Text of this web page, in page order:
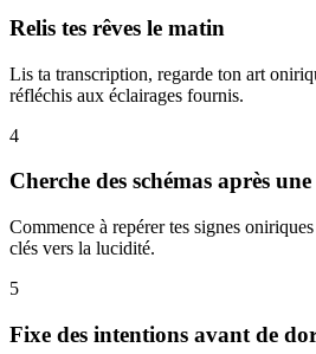
Relis tes rêves le matin
Lis ta transcription, regarde ton art
réfléchis aux éclairages fournis.
4
Cherche des schémas après
Commence à repérer tes signes
clés vers la lucidité.
5
Fixe des intentions avant de